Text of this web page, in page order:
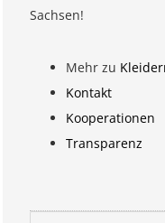
Sachsen!
Mehr zu
Kontakt
Kooperationen
Transparenz